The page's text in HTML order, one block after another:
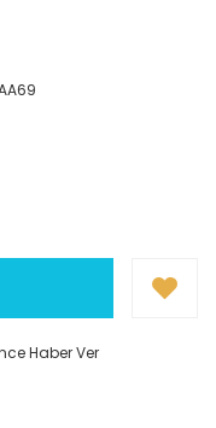
Haber Ver